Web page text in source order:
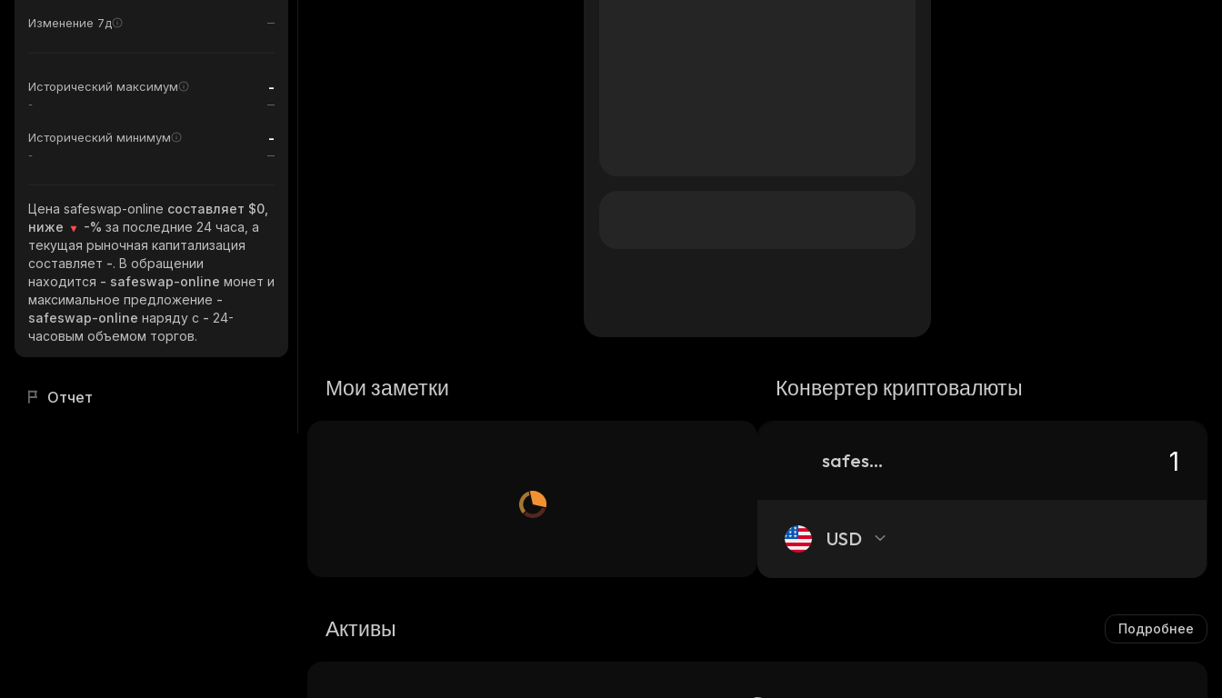
Изменение 7д
Исторический максимум -
-
Исторический минимум -
-
Цена safeswap-online составляет $0,
ниже
-% за последние 24 часа, а
текущая рыночная капитализация
составляет -. В обращении
находится - safeswap-online монет и
максимальное предложение -
safeswap-online наряду с - 24-
часовым объемом торгов.
Отчет Мои заметки Конвертер криптовалюты
safeswap-online
USD
Активы Подробнее